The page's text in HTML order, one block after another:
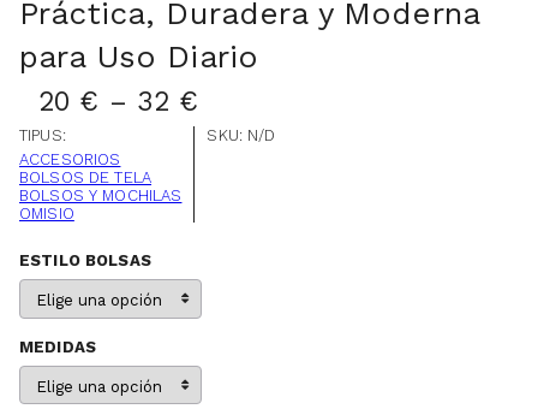
Práctica, Duradera y Moderna
para Uso Diario
20 € – 32 €
TIPUS:
ACCESORIOS
BOLSOS DE TELA
BOLSOS Y MOCHILAS
OMISIO
SKU: N/D
ESTILO BOLSAS
MEDIDAS